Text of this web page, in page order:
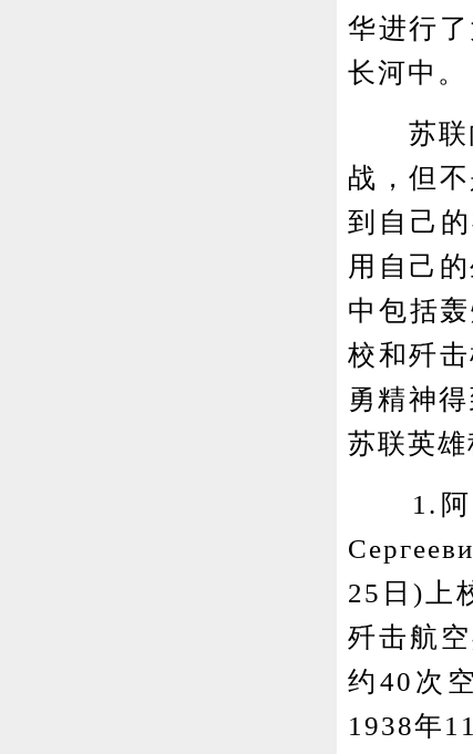
华进行
长河中。
苏联向
战，但
到自己
用自己
中包括
校和歼
勇精神
苏联英雄
1.阿列
25日)上
歼击航
约40次
1938年